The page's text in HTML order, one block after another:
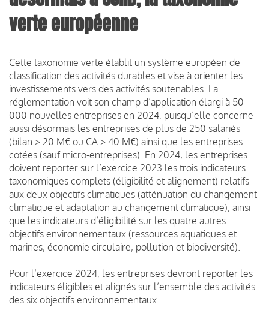
verte européenne
Cette taxonomie verte établit un système européen de
classification des activités durables et vise à orienter les
investissements vers des activités soutenables. La
réglementation voit son champ d’application élargi à 50
000 nouvelles entreprises en 2024, puisqu’elle concerne
aussi désormais les entreprises de plus de 250 salariés
(bilan > 20 M€ ou CA > 40 M€) ainsi que les entreprises
cotées (sauf micro-entreprises). En 2024, les entreprises
doivent reporter sur l’exercice 2023 les trois indicateurs
taxonomiques complets (éligibilité et alignement) relatifs
aux deux objectifs climatiques (atténuation du changement
climatique et adaptation au changement climatique), ainsi
que les indicateurs d’éligibilité sur les quatre autres
objectifs environnementaux (ressources aquatiques et
marines, économie circulaire, pollution et biodiversité).
Pour l’exercice 2024, les entreprises devront reporter les
indicateurs éligibles et alignés sur l’ensemble des activités
des six objectifs environnementaux.